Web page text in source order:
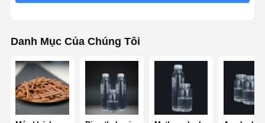
Nhà Sản Phẩm
Về Chúng
Danh Mục Của Chúng Tôi